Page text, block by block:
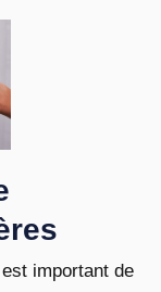
important de